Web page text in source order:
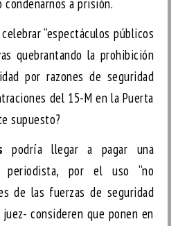
condenarnos a prisión.
celebrar “espectáculos públicos
quebrantando la prohibición
por razones de seguridad
del 15-M en la Puerta
supuesto?
podría llegar a pagar una
periodista, por el uso “no
de las fuerzas de seguridad
consideren que ponen en